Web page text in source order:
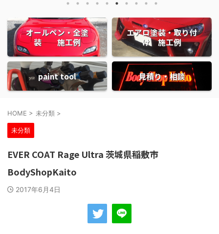
オールペン・全塗
装 施工例
エアロ塗装・取り付
け 施工例
paint tool 見積り・相談
HOME > 未分類 >
未分類
EVER COAT Rage Ultra 茨城県稲敷市
BodyShopKaito
2017年6月4日